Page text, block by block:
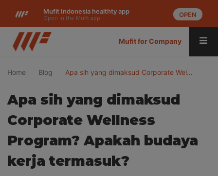
Mufit Indonesia healthty app
Open in the Mufit app OPEN
Mufit for Company
Home Blog Apa sih yang dimaksud Corporate Wel…
Apa sih yang dimaksud
Corporate Wellness
Program? Apakah budaya
kerja termasuk?